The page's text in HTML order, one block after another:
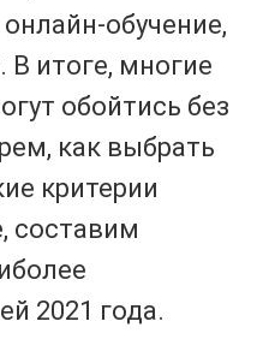
обучение,
В итоге, многие
обойтись без
как выбрать
критерии
составим
2021 года.